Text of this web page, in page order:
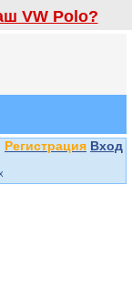
VW Polo?
Регистрация Вход